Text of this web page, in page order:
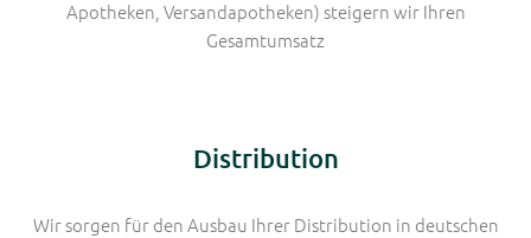
Apotheken, Versandapotheken) steigern wir Ihren
Gesamtumsatz
Distribution
Wir sorgen für den Ausbau Ihrer Distribution in deutschen